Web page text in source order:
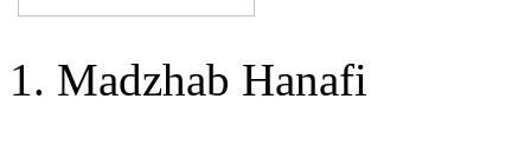
1. Madzhab Hanafi